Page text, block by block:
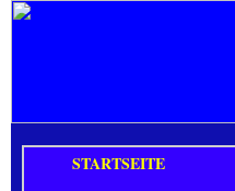
STARTSEITE